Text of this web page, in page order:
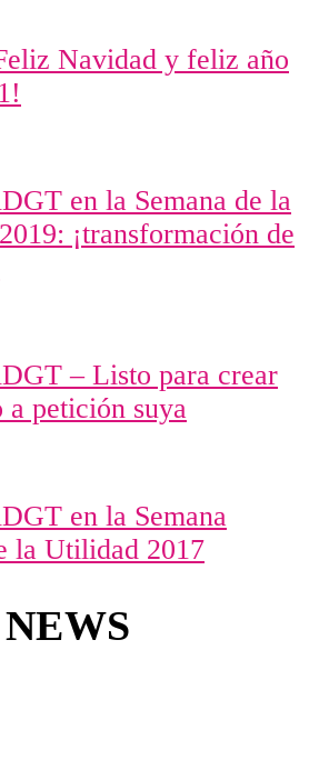
Navidad y feliz año
en la Semana de la
¡transformación de
– Listo para crear
a petición suya
en la Semana
la Utilidad 2017